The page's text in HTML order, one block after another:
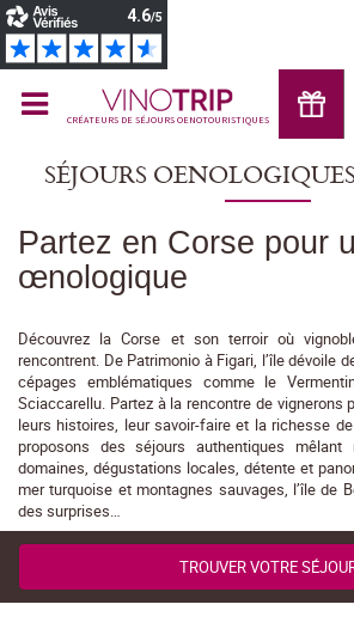
CRÉATEURS DE SÉJOURS OENOTOURISTIQUES
SÉJOURS OENOLOGIQUES
Partez en Corse pour
œnologique
Découvrez la Corse et son terroir où
rencontrent. De Patrimonio à Figari, l’île dévoile
cépages emblématiques comme le
Sciaccarellu. Partez à la rencontre de vignerons
leurs histoires, leur savoir-faire et la richesse
proposons des séjours authentiques mêlant
domaines, dégustations locales, détente et
mer turquoise et montagnes sauvages, l’île de
des surprises…
TROUVER VOTRE